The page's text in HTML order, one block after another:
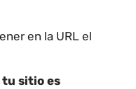
en la URL el
tu sitio es